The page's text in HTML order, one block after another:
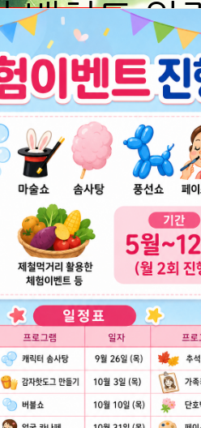
명 예약자명
세요
취소 처리 되어 이용이
음을 공지 합니다
시 반드시
전화를 알려주세요
24시간 동안 다시 열람하지 않습니
배치도 알
24시간 동안 다시 열람하지 않습니
미리보기 숲속의하모니펜션